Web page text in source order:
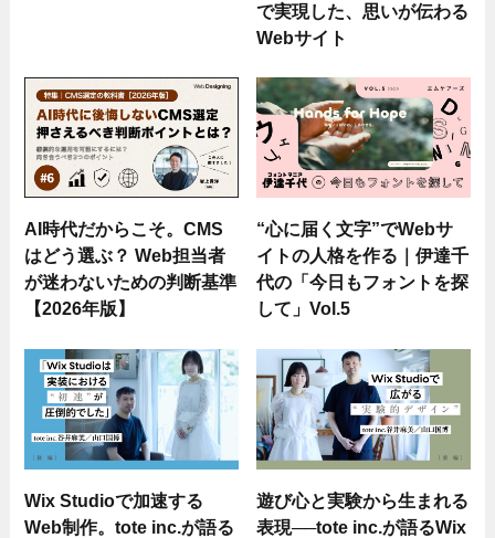
で実現した、思いが伝わる
Webサイト
AI時代だからこそ。CMS
はどう選ぶ？ Web担当者
が迷わないための判断基準
【2026年版】
“心に届く文字”でWebサ
イトの人格を作る｜伊達千
代の「今日もフォントを探
して」Vol.5
Wix Studioで加速する
Web制作。tote inc.が語る
遊び心と実験から生まれる
表現──tote inc.が語るWix